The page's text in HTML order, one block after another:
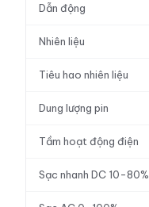
Dẫn động
Nhiên liệu
Tiêu hao nhiên liệu
Dung lượng pin
Tầm hoạt động điện
Sạc nhanh DC 10-80%